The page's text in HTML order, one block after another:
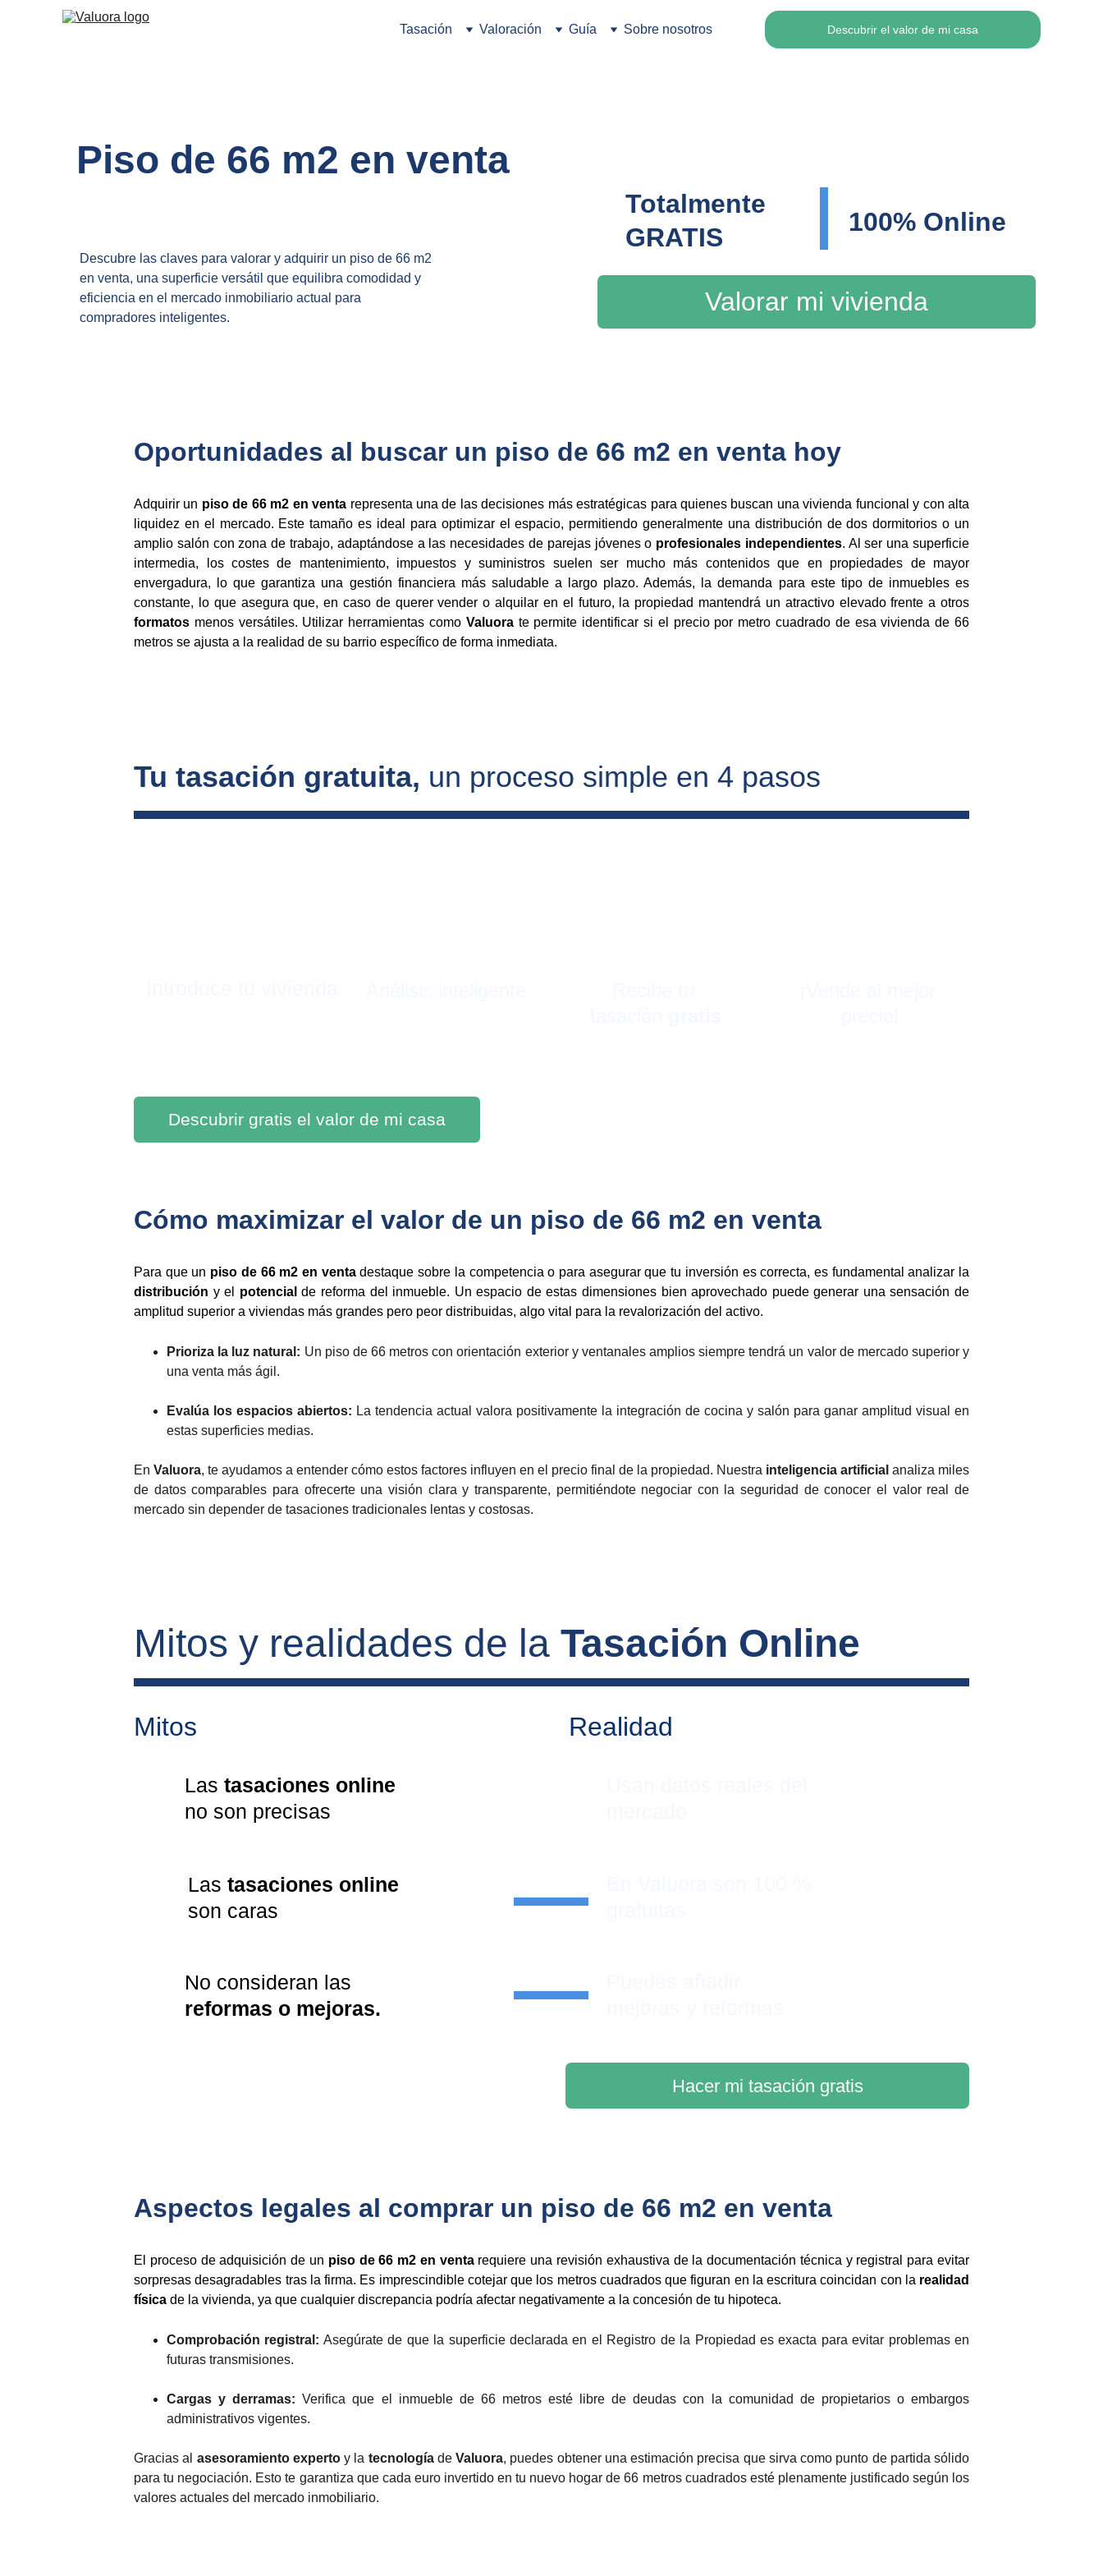
Tasación Valoración Guía Sobre nosotros Descubrir el valor de mi casa
Piso de 66 m2 en venta
Descubre las claves para valorar y adquirir un piso de 66 m2
en venta, una superficie versátil que equilibra comodidad y
eficiencia en el mercado inmobiliario actual para
compradores inteligentes.
Totalmente
GRATIS
Valorar mi vivienda
100% Online
Oportunidades al buscar un piso de 66 m2 en venta hoy
Adquirir un piso de 66 m2 en venta representa una de las decisiones más estratégicas para quienes buscan una vivienda funcional y con alta
liquidez en el mercado. Este tamaño es ideal para optimizar el espacio, permitiendo generalmente una distribución de dos dormitorios o un
amplio salón con zona de trabajo, adaptándose a las necesidades de parejas jóvenes o profesionales independientes. Al ser una superficie
intermedia, los costes de mantenimiento, impuestos y suministros suelen ser mucho más contenidos que en propiedades de mayor
envergadura, lo que garantiza una gestión financiera más saludable a largo plazo. Además, la demanda para este tipo de inmuebles es
constante, lo que asegura que, en caso de querer vender o alquilar en el futuro, la propiedad mantendrá un atractivo elevado frente a otros
formatos menos versátiles. Utilizar herramientas como Valuorate permite identificar si el precio por metro cuadrado de esa vivienda de 66
metros se ajusta a la realidad de su barrio específico de forma inmediata.
Descubrir gratis el valor de mi casa
Tu tasación gratuita, un proceso simple en 4 pasos
Cómo maximizar el valor de un piso de 66 m2 en venta
Para que un piso de 66 m2 en ventadestaque sobre la competencia o para asegurar que tu inversión es correcta, es fundamental analizar la
distribución y el potencial de reforma del inmueble. Un espacio de estas dimensiones bien aprovechado puede generar una sensación de
amplitud superior a viviendas más grandes pero peor distribuidas, algo vital para la revalorización del activo.
Prioriza la luz natural: Un piso de 66 metros con orientación exterior y ventanales amplios siempre tendrá un valor de mercado superior y
una venta más ágil.
Evalúa los espacios abiertos: La tendencia actual valora positivamente la integración de cocina y salón para ganar amplitud visual en
estas superficies medias.
EnValuora, te ayudamos a entender cómo estos factores influyen en el precio final de la propiedad. Nuestra inteligencia artificial analiza miles
de datos comparables para ofrecerte una visión clara y transparente, permitiéndote negociar con la seguridad de conocer el valor real de
mercado sin depender de tasaciones tradicionales lentas y costosas.
Hacer mi tasación gratis
Mitos y realidades de la Tasación Online
Mitos Realidad
Las tasaciones online
no son precisas
Las tasaciones online
son caras
No consideran las
reformas o mejoras.
Aspectos legales al comprar un piso de 66 m2 en venta
El proceso de adquisición de un piso de 66 m2 en ventarequiere una revisión exhaustiva de la documentación técnica y registral para evitar
sorpresas desagradables tras la firma. Es imprescindible cotejar que los metros cuadrados que figuran en la escritura coincidan con la realidad
física de la vivienda, ya que cualquier discrepancia podría afectar negativamente a la concesión de tu hipoteca.
Comprobación registral: Asegúrate de que la superficie declarada en el Registro de la Propiedad es exacta para evitar problemas en
futuras transmisiones.
Cargas y derramas:Verifica que el inmueble de 66 metros esté libre de deudas con la comunidad de propietarios o embargos
administrativos vigentes.
Gracias al asesoramiento expertoy la tecnologíadeValuora, puedes obtener una estimación precisa que sirva como punto de partida sólido
para tu negociación. Esto te garantiza que cada euro invertido en tu nuevo hogar de 66 metros cuadrados esté plenamente justificado según los
valores actuales del mercado inmobiliario.